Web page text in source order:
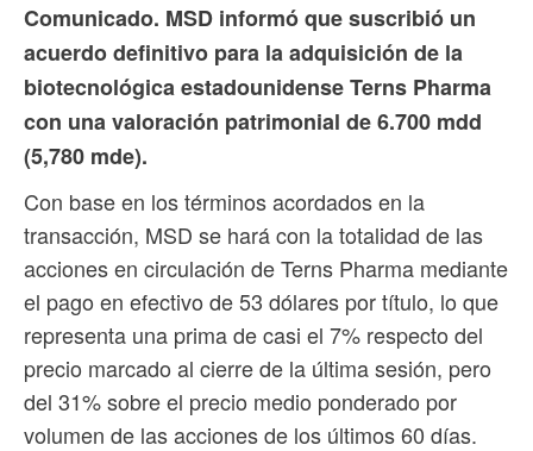
Comunicado. MSD informó que suscribió un
acuerdo definitivo para la adquisición de la
biotecnológica estadounidense Terns Pharma
con una valoración patrimonial de 6.700 mdd
(5,780 mde).
Con base en los términos acordados en la
transacción, MSD se hará con la totalidad de las
acciones en circulación de Terns Pharma mediante
el pago en efectivo de 53 dólares por título, lo que
representa una prima de casi el 7% respecto del
precio marcado al cierre de la última sesión, pero
del 31% sobre el precio medio ponderado por
volumen de las acciones de los últimos 60 días.